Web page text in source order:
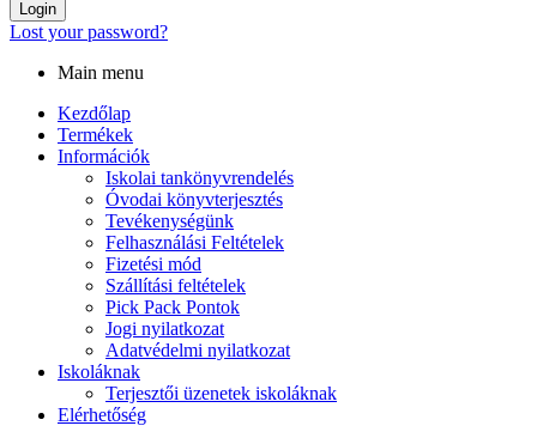
Login
Lost your password?
Main menu
Kezdőlap
Termékek
Információk
Iskolai tankönyvrendelés
Óvodai könyvterjesztés
Tevékenységünk
Felhasználási Feltételek
Fizetési mód
Szállítási feltételek
Pick Pack Pontok
Jogi nyilatkozat
Adatvédelmi nyilatkozat
Iskoláknak
Terjesztői üzenetek iskoláknak
Elérhetőség